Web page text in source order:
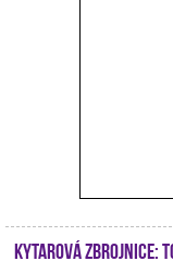
Kytarová zbrojnice: